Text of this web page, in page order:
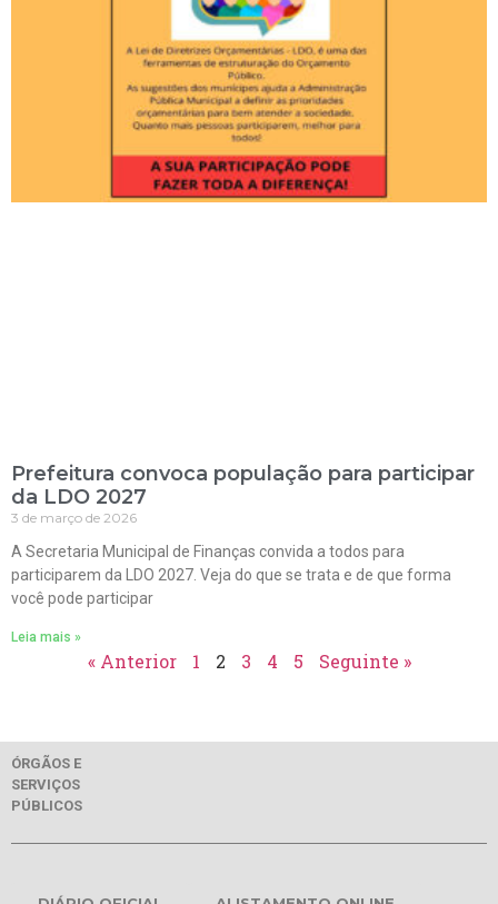
Prefeitura convoca população para participar
da LDO 2027
3 de março de 2026
A Secretaria Municipal de Finanças convida a todos para
participarem da LDO 2027. Veja do que se trata e de que forma
você pode participar
Leia mais »
« Anterior 1 2 3 4 5 Seguinte »
ÓRGÃOS E
SERVIÇOS
PÚBLICOS